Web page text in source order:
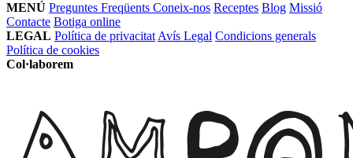
MENÚ Preguntes Freqüents Coneix-nos Receptes Blog Missió
Contacte Botiga online
LEGAL Política de privacitat Avís Legal Condicions generals
Política de cookies
Col·laborem